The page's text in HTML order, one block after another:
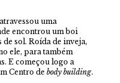
uma
encontrou um boi
sol. Roída de inveja,
ele, para também
E começou logo a
Centro de body building.